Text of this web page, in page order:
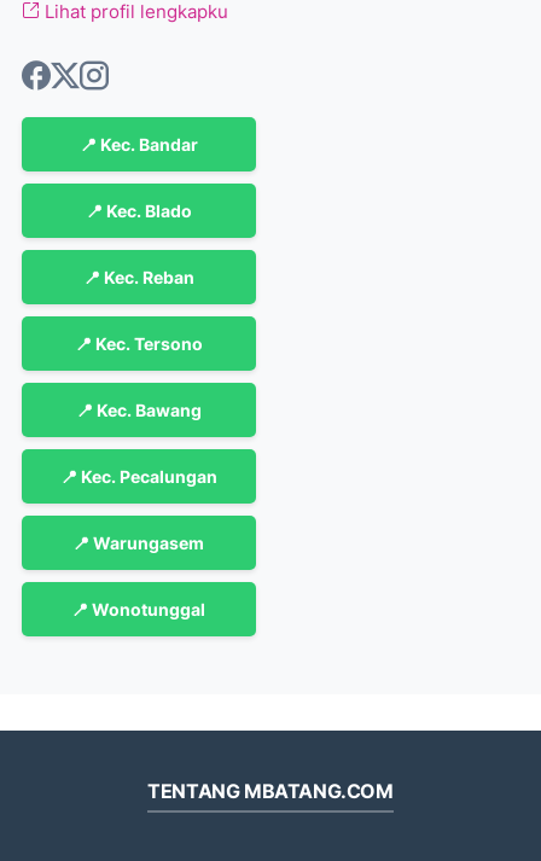
Lihat profil lengkapku
📍 Kec. Bandar
📍 Kec. Blado
📍 Kec. Reban
📍 Kec. Tersono
📍 Kec. Bawang
📍 Kec. Pecalungan
📍 Warungasem
📍 Wonotunggal
TENTANG MBATANG.COM